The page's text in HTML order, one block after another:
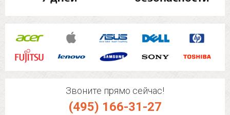
Звоните прямо сейчас!
(495) 166-31-27